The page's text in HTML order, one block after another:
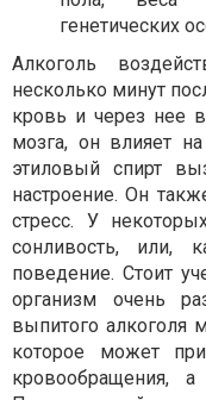
генетических
Алкоголь
несколько минут
кровь и через нее
мозга, он влияет
этиловый спирт
настроение. Он
стресс. У
сонливость, или,
поведение. Стоит
организм очень
выпитого алкоголя
которое может
кровообращения,